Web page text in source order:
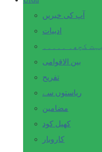
آپ کی خبریں
ادبیات
بہت کچھ۔ ۔۔۔۔۔
بین الاقوامی
تفریح
ریاستوں سے
مضامین
کھیل کود
کاروبار